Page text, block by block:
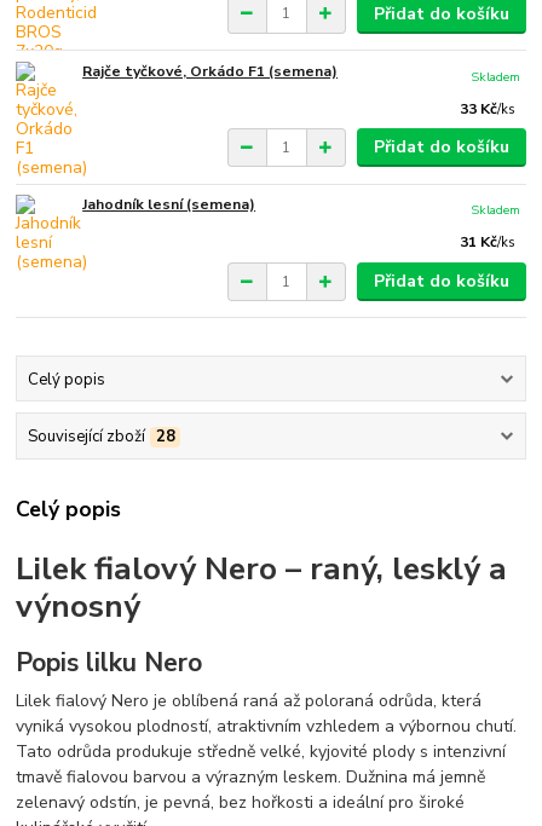
Přidat do košíku
Rajče tyčkové, Orkádo F1 (semena)
33 Kč/ks
Skladem
Přidat do košíku
Jahodník lesní (semena)
31 Kč/ks
Skladem
Přidat do košíku
Celý popis
Související zboží 28
Celý popis
Lilek fialový Nero – raný, lesklý a
výnosný
Popis lilku Nero
Lilek fialový Nero je oblíbená raná až poloraná odrůda, která
vyniká vysokou plodností, atraktivním vzhledem a výbornou chutí.
Tato odrůda produkuje středně velké, kyjovité plody s intenzivní
tmavě fialovou barvou a výrazným leskem. Dužnina má jemně
zelenavý odstín, je pevná, bez hořkosti a ideální pro široké